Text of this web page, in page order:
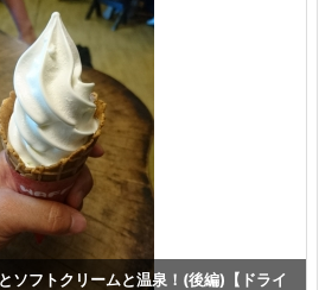
ソフトクリームと温泉！(後編)【ドライ